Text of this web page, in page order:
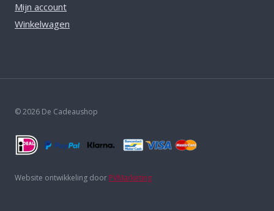
Mijn account
Winkelwagen
© 2026 De Cadeaushop
Website ontwikkeling door PVMarketing